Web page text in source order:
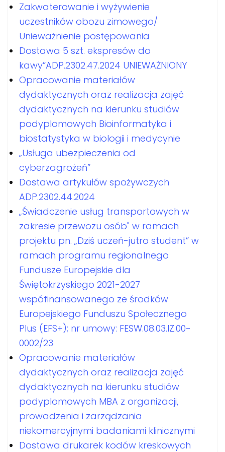
Zakwaterowanie i wyżywienie
uczestników obozu zimowego/
Unieważnienie postępowania
Dostawa 5 szt. ekspresów do
kawy”ADP.2302.47.2024 UNIEWAŻNIONY
Opracowanie materiałów
dydaktycznych oraz realizacja zajęć
dydaktycznych na kierunku studiów
podyplomowych Bioinformatyka i
biostatystyka w biologii i medycynie
„Usługa ubezpieczenia od
cyberzagrożeń”
Dostawa artykułów spożywczych
ADP.2302.44.2024
„Świadczenie usług transportowych w
zakresie przewozu osób" w ramach
projektu pn. „Dziś uczeń-jutro student” w
ramach programu regionalnego
Fundusze Europejskie dla
Świętokrzyskiego 2021-2027
wspófinansowanego ze środków
Europejskiego Funduszu Społecznego
Plus (EFS+); nr umowy: FESW.08.03.IZ.00-
0002/23
Opracowanie materiałów
dydaktycznych oraz realizacja zajęć
dydaktycznych na kierunku studiów
podyplomowych MBA z organizacji,
prowadzenia i zarządzania
niekomercyjnymi badaniami klinicznymi
Dostawa drukarek kodów kreskowych